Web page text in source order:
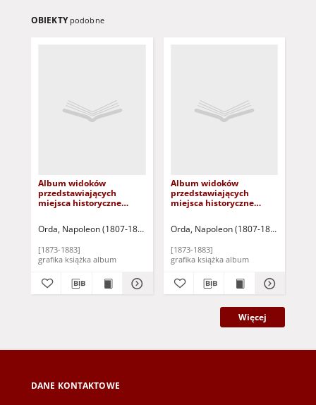
OBIEKTY podobne
Album widoków
przedstawiających
miejsca historyczne
szósta
Orda, Napoleon (1807-1893) Warszawa: Zakład Litograficzny M.
[1873-1883]
grafika książka album
Album widoków
przedstawiających
miejsca historyczne
piąta
Orda, Napoleon (1807-1893)
[1873-1883]
grafika książka album
Więcej
DANE KONTAKTOWE